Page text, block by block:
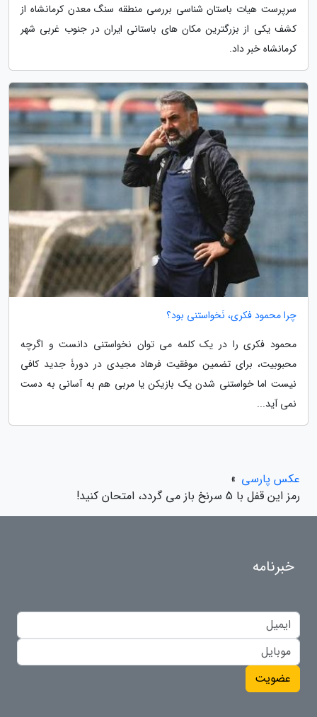
سرپرست هیات باستان شناسی بررسی منطقه سنگ معدن کرمانشاه از
کشف یکی از بزرگترین مکان های باستانی ایران در جنوب غربی شهر
کرمانشاه خبر داد.
چرا محمود فکری، نَخواستنی بود؟
محمود فکری را در یک کلمه می توان نخواستنی دانست و اگرچه
محبوبیت، برای تضمین موفقیت فرهاد مجیدی در دورۀ جدید کافی
نیست اما خواستنی شدن یک بازیکن یا مربی هم به آسانی به دست
نمی آید...
عکس پارسی »
رمز این قفل با 5 سرنخ باز می گردد، امتحان کنید!
خبرنامه
عضویت